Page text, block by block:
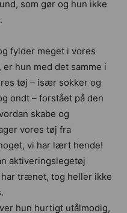
som gør og hun ikke
fylder meget i vores
hun med det samme i
tøj – især sokker og
ondt – forstået på den
skabe og
vores tøj fra
vi har lært hende!
aktiveringslegetøj
trænet, tog heller ikke
hun hurtigt utålmodig,